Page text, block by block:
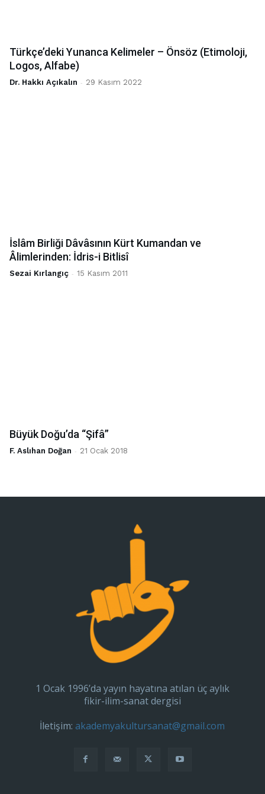
Türkçe’deki Yunanca Kelimeler – Önsöz (Etimoloji,
Logos, Alfabe)
Dr. Hakkı Açıkalın - 29 Kasım 2022
İslâm Birliği Dâvâsının Kürt Kumandan ve
Âlimlerinden: İdris-i Bitlisî
Sezai Kırlangıç - 15 Kasım 2011
Büyük Doğu’da “Şifâ”
F. Aslıhan Doğan - 21 Ocak 2018
1 Ocak 1996’da yayın hayatına atılan üç aylık
fikir-ilim-sanat dergisi
İletişim:akademyakultursanat@gmail.com